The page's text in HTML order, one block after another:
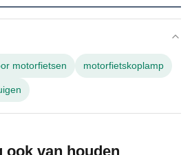
motorfietsen motorfietskoplamp
ook van houden